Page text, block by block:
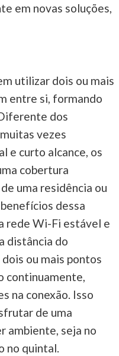
em novas soluções,
utilizar dois ou mais
entre si, formando
dos
vezes
e curto alcance, os
cobertura
uma residência ou
dessa
rede Wi-Fi estável e
distância do
ou mais pontos
continuamente,
na conexão. Isso
de uma
ambiente, seja no
no quintal.